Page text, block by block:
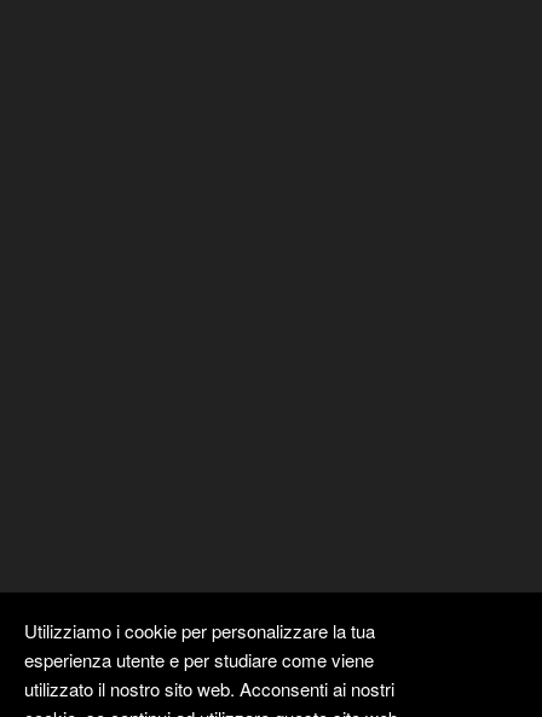
Utilizziamo i cookie per personalizzare la tua
esperienza utente e per studiare come viene
utilizzato il nostro sito web. Acconsenti ai nostri